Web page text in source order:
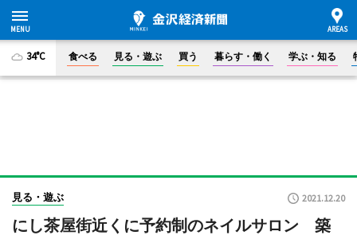
34°C 食べる 見る・遊ぶ 買う 暮らす・働く 学ぶ・知る
見る・遊ぶ 2021.12.20
にし茶屋街近くに予約制のネイルサロン 築